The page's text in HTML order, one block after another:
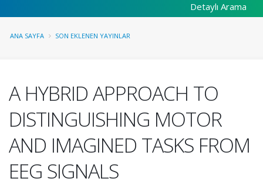
Detaylı Arama
ANA SAYFA SON EKLENEN YAYINLAR
A HYBRID APPROACH TO
DISTINGUISHING MOTOR
AND IMAGINED TASKS FROM
EEG SIGNALS